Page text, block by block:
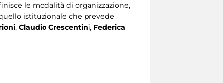
le modalità di organizzazione,
istituzionale che prevede
, Claudio Crescentini, Federica